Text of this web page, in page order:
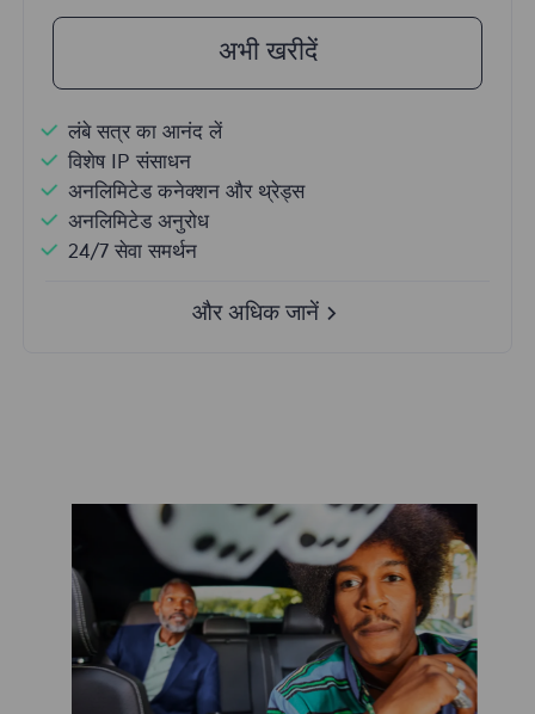
अभी खरीदें
लंबे सत्र का आनंद लें
विशेष IP संसाधन
अनलिमिटेड कनेक्शन और थ्रेड्स
अनलिमिटेड अनुरोध
24/7 सेवा समर्थन
और अधिक जानें